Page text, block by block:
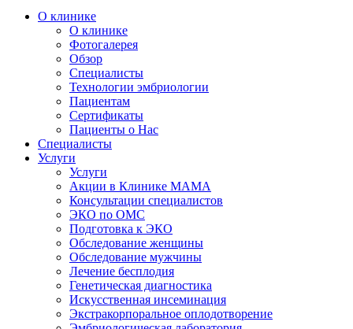
О клинике
О клинике
Фотогалерея
Обзор
Специалисты
Технологии эмбриологии
Пациентам
Сертификаты
Пациенты о Нас
Специалисты
Услуги
Услуги
Акции в Клинике МАМА
Консультации специалистов
ЭКО по ОМС
Подготовка к ЭКО
Обследование женщины
Обследование мужчины
Лечение бесплодия
Генетическая диагностика
Искусственная инсеминация
Экстракорпоральное оплодотворение